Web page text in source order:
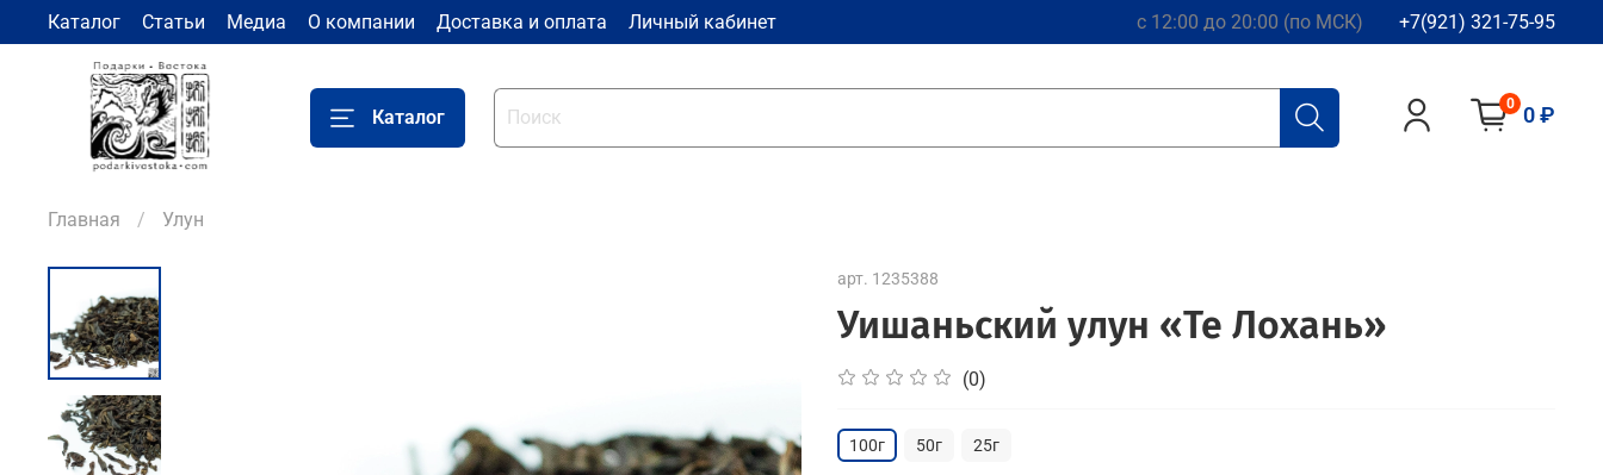
Каталог Статьи Медиа О компании Доставка и оплата Личный кабинет с 12:00 до 20:00 (по МСК) +7(921) 321-75-95
Каталог
0 0 ₽
Главная Улун
арт. 1235388
Уишаньский улун «Те Лохань»
(0)
100г 50г 25г